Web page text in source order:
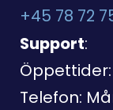
+45 78 72
Support:
Öppettider:
Telefon: